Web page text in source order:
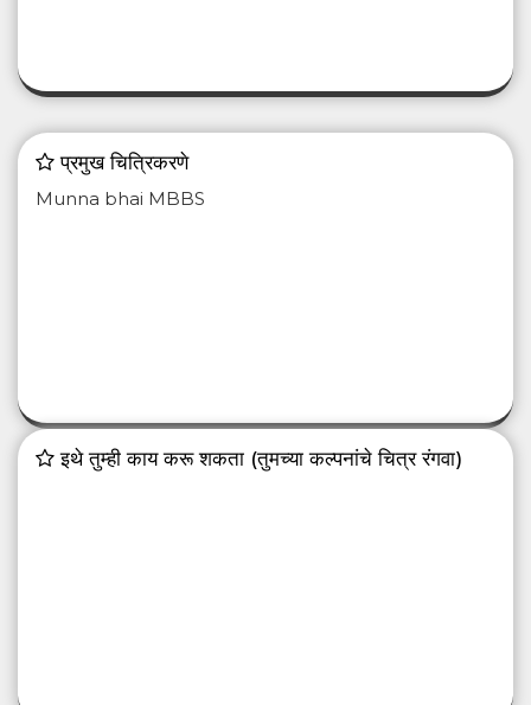
प्रमुख चित्रिकरणे
Munna bhai MBBS
इथे तुम्ही काय करू शकता (तुमच्या कल्पनांचे चित्र रंगवा)